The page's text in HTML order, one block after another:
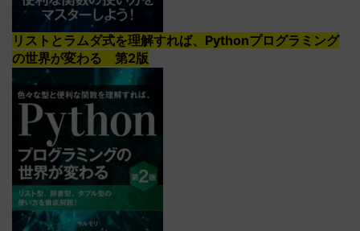
リストとラムダ式を理解すれば、Pythonプログラミング
の世界が変わる 第2版